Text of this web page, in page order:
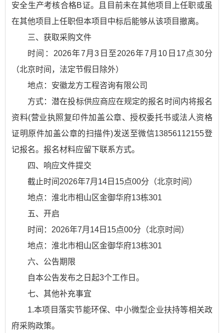
安全生产考核合格B证。且目前未在其他项目上任职或虽
在其他项目上任职但本项目中标后能够从该项目撤离。
三、获取采购文件
时间：2026年7月3日至2026年7月10日17点30分
（北京时间，法定节假日除外）
地点：安徽龙方工程咨询有限公司
方式：潜在投标供应商应在规定的报名时间内将报名
资料(营业执照复印件加盖公章、授权委托书或法人资格
证明原件加盖公章的扫描件)发送至微信13856112155登
记报名。报名材料应留下联系方式。
四、响应文件提交
截止时间2026年7月14日15点00分（北京时间）
地点：淮北市相山区金御华府13栋301
五、开启
时间：2026年7月14日15点00分（北京时间）
地点：淮北市相山区金御华府13栋301
六、公告期限
自本公告发布之日起3个工作日。
七、其他补充事宜
1.本项目落实节能环保、中小微型企业扶持等相关政
府采购政策。